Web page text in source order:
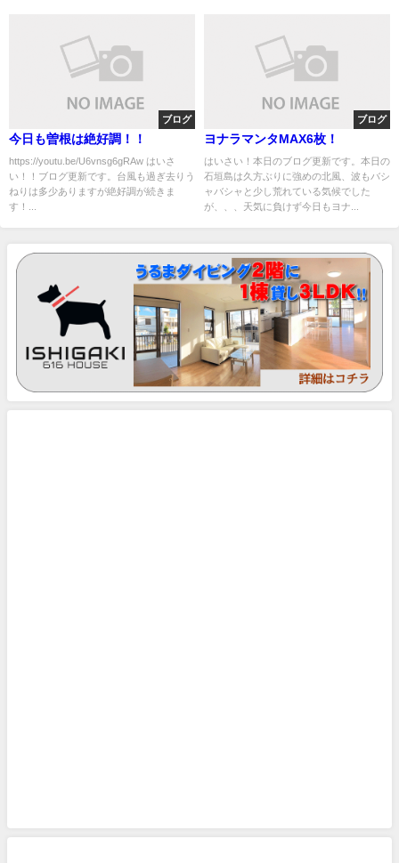
ブログ
今日も曽根は絶好調！！
https://youtu.be/U6vnsg6gRAw はいさ
い！！ブログ更新です。台風も過ぎ去りう
ねりは多少ありますが絶好調が続きま
す！...
ブログ
ヨナラマンタMAX6枚！
はいさい！本日のブログ更新です。本日の
石垣島は久方ぶりに強めの北風、波もバシ
ャバシャと少し荒れている気候でした
が、、、天気に負けず今日もヨナ...